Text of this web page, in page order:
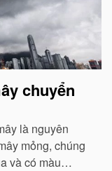
chuyển
là nguyên
mỏng, chúng
và có màu